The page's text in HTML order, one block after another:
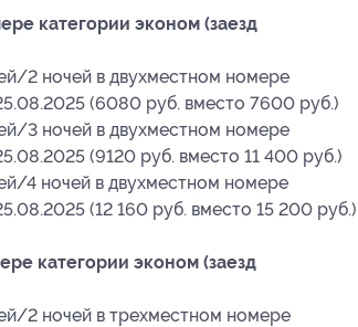
категории эконом (заезд
2 ночей в двухместном номере
(6080 руб. вместо 7600 руб.)
3 ночей в двухместном номере
(9120 руб. вместо 11 400 руб.)
4 ночей в двухместном номере
(12 160 руб. вместо 15 200 руб.)
категории эконом (заезд
2 ночей в трехместном номере